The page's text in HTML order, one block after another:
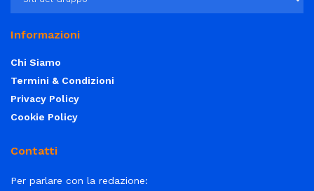
Informazioni
Chi Siamo
Termini & Condizioni
Privacy Policy
Cookie Policy
Contatti
Per parlare con la redazione: